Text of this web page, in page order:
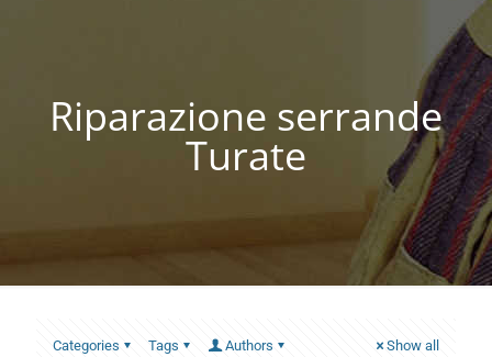
Riparazione serrande
Turate
Categories Tags Authors Show all